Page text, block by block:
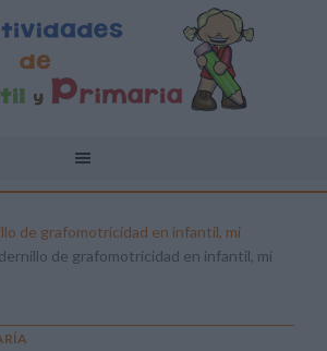
de grafomotricidad en infantil, mi
de grafomotricidad en infantil, mi